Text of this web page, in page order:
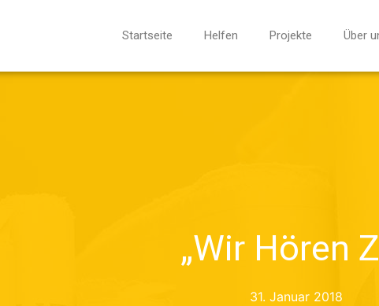
Startseite Helfen Projekte Über
„Wir Hören
31. Januar 2018